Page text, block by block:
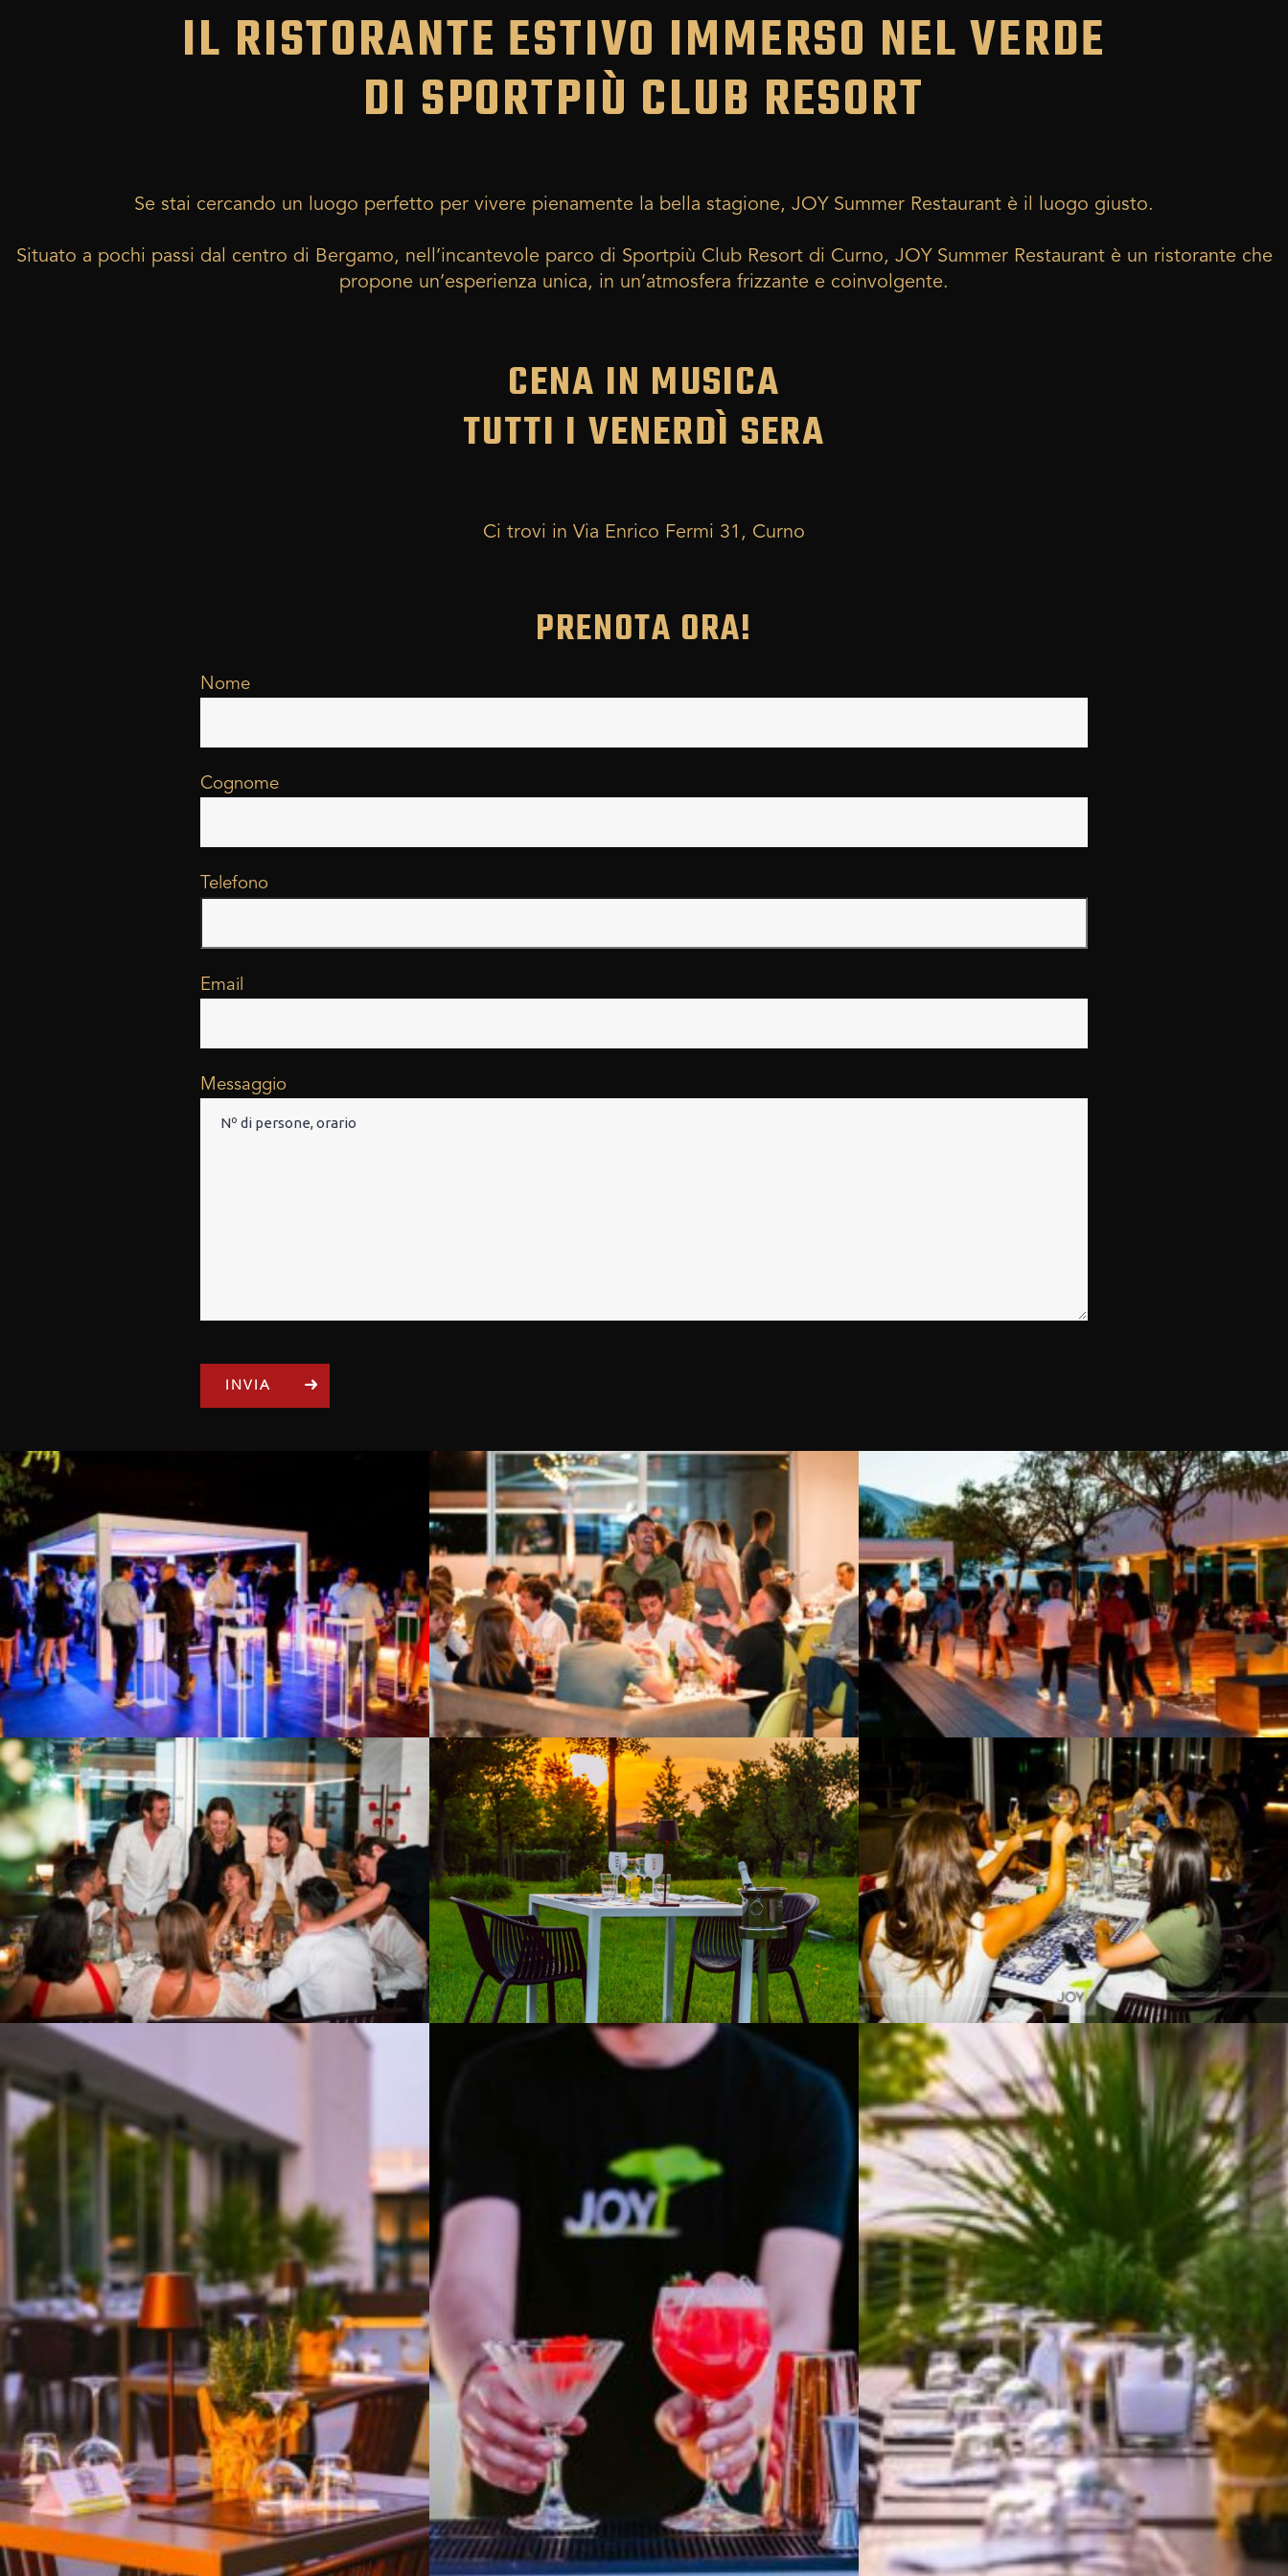
IL RISTORANTE ESTIVO IMMERSO NEL VERDE
DI SPORTPIÙ CLUB RESORT
Se stai cercando un luogo perfetto per vivere pienamente la bella stagione, JOY Summer Restaurant è il luogo giusto.
Situato a pochi passi dal centro di Bergamo, nell’incantevole parco di Sportpiù Club Resort di Curno, JOY Summer Restaurant è un ristorante che
propone un’esperienza unica, in un’atmosfera frizzante e coinvolgente.
CENA IN MUSICA
TUTTI I VENERDÌ SERA
Ci trovi in Via Enrico Fermi 31, Curno
PRENOTA ORA!
Nome
Cognome
Telefono
Email
Messaggio
INVIA